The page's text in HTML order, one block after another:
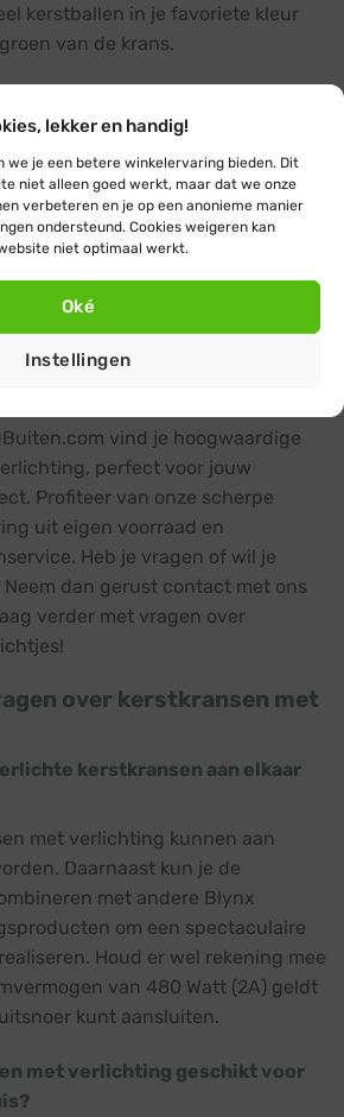
lekker en handig!
we je een betere winkelervaring bieden. Dit
niet alleen goed werkt, maar dat we onze
verbeteren en je op een anonieme manier
ondersteund. Cookies weigeren kan
niet optimaal werkt.
Oké
Instellingen
kerstballen in je favoriete kleur
van de krans.
met een
bespaar energie door een
ofslimme stekkerte gebruiken.
automatisch aan als
weer uit als de zon opkomt (of na
tijdsduur). Zo geniet je deze
van je kerstkrans met lichtjes
vind je hoogwaardige
perfect voor jouw
Profiteer van onze scherpe
uit eigen voorraad en
Heb je vragen of wil je
dan gerust contact met ons
verder met vragen over
over kerstkransen met
kerstkransen aan elkaar
met verlichting kunnen aan
Daarnaast kun je de
met andere Blynx
om een spectaculaire
Houd er wel rekening mee
van 480 Watt (2A) geldt
kunt aansluiten.
met verlichting geschikt voor